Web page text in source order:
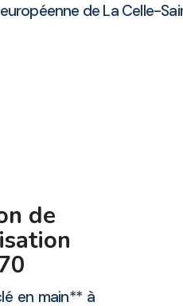
de La Celle-
de
en main** à